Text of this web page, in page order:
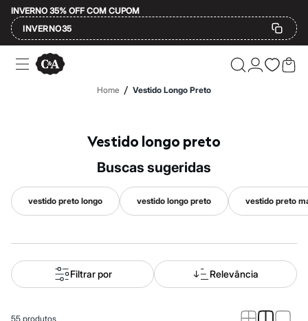
INVERNO 35% OFF COM CUPOM
INVERNO35
Ofertas
Compre por Departamento
Até 60% off
A partir de 60% off
Feminino
Alfaiataria
Novidades
Roupas
Blusas e Camisetas
Home / Vestido Longo Preto
Vestido longo preto
buscas sugeridas
vestido preto longo vestido longo preto vestido preto
Filtrar por Relevância
55 produtos